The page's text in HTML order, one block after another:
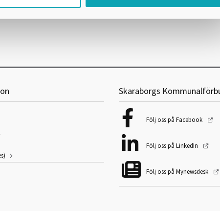
Skaraborgs
Följ oss på Facebook
Följ oss på LinkedIn
Följ oss på Mynewsdesk